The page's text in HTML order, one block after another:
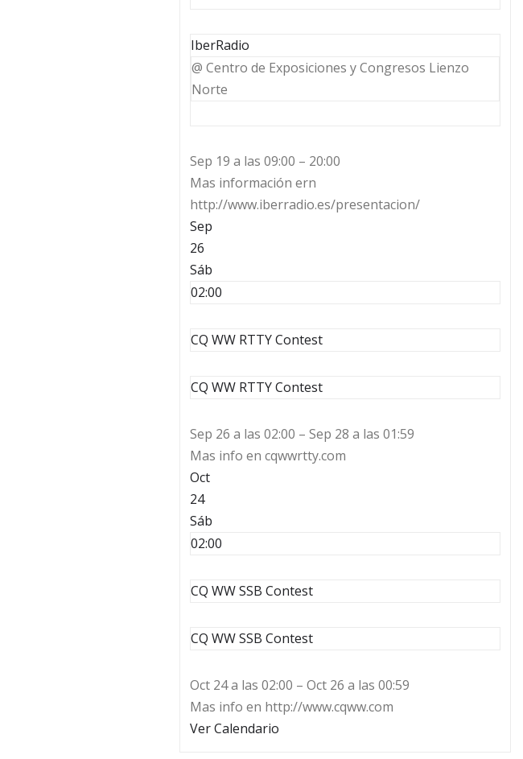
IberRadio
@ Centro de Exposiciones y Congresos Lienzo
Norte
Sep 19 a las 09:00 – 20:00
Mas información ern
http://www.iberradio.es/presentacion/
Sep
26
Sáb
02:00
CQ WW RTTY Contest
CQ WW RTTY Contest
Sep 26 a las 02:00 – Sep 28 a las 01:59
Mas info en cqwwrtty.com
Oct
24
Sáb
02:00
CQ WW SSB Contest
CQ WW SSB Contest
Oct 24 a las 02:00 – Oct 26 a las 00:59
Mas info en http://www.cqww.com
Ver Calendario